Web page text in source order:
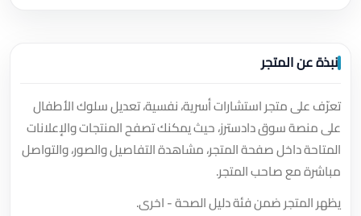
نبذة عن المتجر
تعرّف على متجر استشارات أسرية، نفسية، تعديل سلوك الأطفال
على منصة سوق دادسترز، حيث يمكنك تصفح المنتجات والإعلانات
المتاحة داخل صفحة المتجر، مشاهدة التفاصيل والصور، والتواصل
مباشرة مع صاحب المتجر.
يظهر المتجر ضمن فئة دليل الصحة - اخرى.